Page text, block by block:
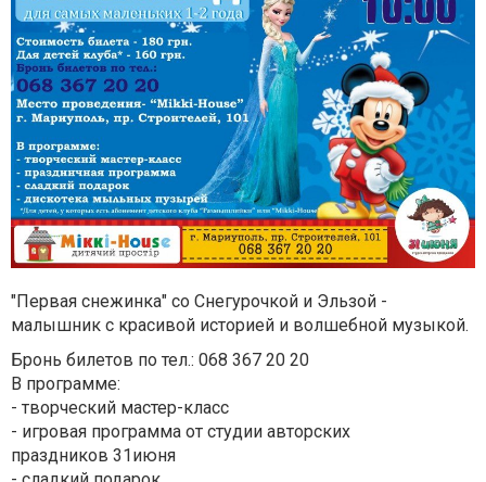
"Первая снежинка" со Снегурочкой и Эльзой -
малышник с красивой историей и волшебной музыкой.
Бронь билетов по тел.: 068 367 20 20
В программе:
- творческий мастер-класс
- игровая программа от студии авторских
праздников 31июня